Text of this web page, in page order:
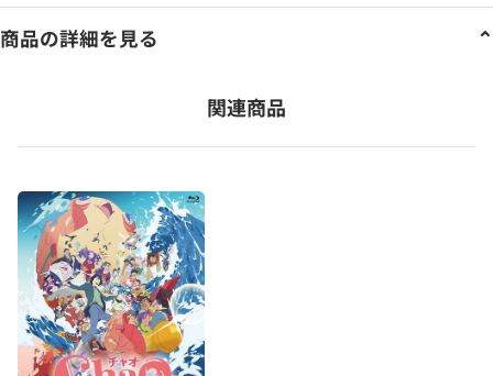
商品の詳細を見る
関連商品